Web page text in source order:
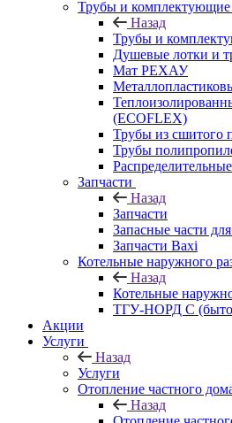
Трубы и комплектующие
Назад
Трубы и
Душевые лотки и
Мат РЕХАУ
(ECOFLEX)
Трубы из сшитого
Трубы
Запчасти
Назад
Запчасти
Запасные части
Запчасти Baxi
Котельные наружного
Назад
Котельные
ТГУ-НОРД С
Акции
Услуги
Назад
Услуги
Отопление частного
Назад